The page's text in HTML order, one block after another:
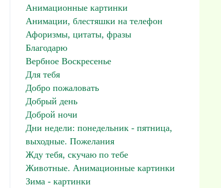
Анимационные картинки
Анимации, блестяшки на телефон
Афоризмы, цитаты, фразы
Благодарю
Вербное Воскресенье
Для тебя
Добро пожаловать
Добрый день
Доброй ночи
Дни недели: понедельник - пятница,
выходные. Пожелания
Жду тебя, скучаю по тебе
Животные. Анимационные картинки
Зима - картинки